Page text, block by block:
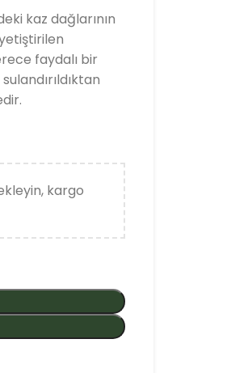
kaz dağlarının
faydalı bir
kargo